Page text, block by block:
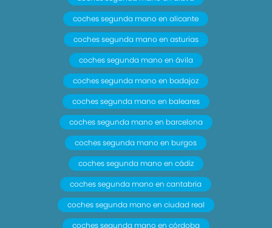
coches segunda mano en alicante
coches segunda mano en asturias
coches segunda mano en ávila
coches segunda mano en badajoz
coches segunda mano en baleares
coches segunda mano en barcelona
coches segunda mano en burgos
coches segunda mano en cádiz
coches segunda mano en cantabria
coches segunda mano en ciudad real
coches segunda mano en córdoba